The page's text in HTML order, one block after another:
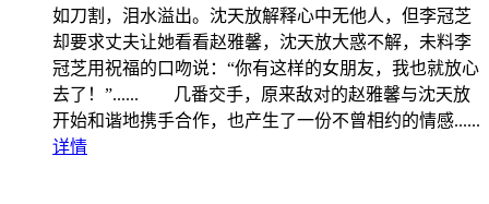
如刀割，泪水溢出。沈天放解释心中无他人，但李冠芝
却要求丈夫让她看看赵雅馨，沈天放大惑不解，未料李
冠芝用祝福的口吻说：“你有这样的女朋友，我也就放心
去了！”...... 几番交手，原来敌对的赵雅馨与沈天放
开始和谐地携手合作，也产生了一份不曾相约的情感......
详情